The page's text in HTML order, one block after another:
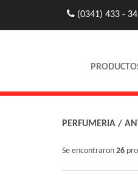
(0341) 433 -
PERFUMERIA /
Se encontraron 26